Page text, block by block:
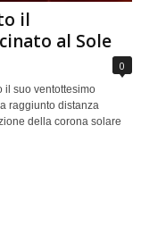
il
al Sole
0
il suo ventottesimo
raggiunto distanza
della corona solare